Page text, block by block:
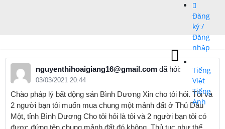
Đăng
ký /
Đăng
nhập
Tiếng
Việt
Tiếng
Anh
nguyenthihoaigiang16@gmail.com đã hỏi:
03/03/2021 20:44
Chào pháp lý bất động sản Bình Dương Xin cho tôi hỏi. Tôi và
2 người bạn tôi muốn mua chung một mảnh đất ở Thủ Dầu
Một, tỉnh Bình Dương Cho tôi hỏi là tôi và 2 người bạn tôi có
được đứng tên chung mảnh đất đó không. Thủ tục như thế